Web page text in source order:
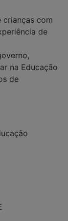
crianças com
de
na Educação
de